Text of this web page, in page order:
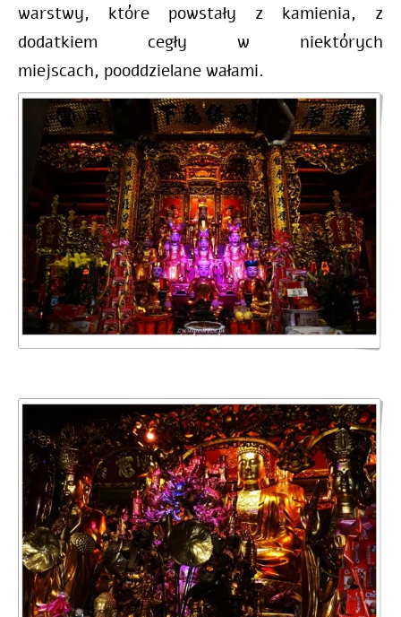
warstwy, które powstały z kamienia, z
dodatkiem cegły w niektórych
miejscach, pooddzielane wałami.